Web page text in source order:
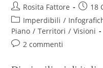
Rosita Fattore
18
Imperdibili /
Piano / Territori / Visioni
2 commenti